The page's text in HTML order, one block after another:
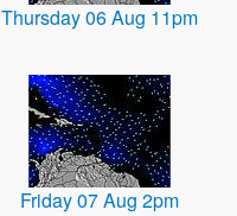
Thursday 06 Aug 11pm
Friday 07 Aug 2pm